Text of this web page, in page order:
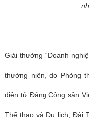
Giải thưởng “Doanh
thường niên, do Phòng
điện tử Đảng Cộng sản
Thể thao và Du lịch, Đài